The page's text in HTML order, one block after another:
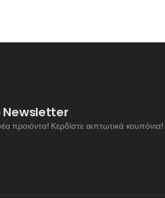
Newsletter
προιόντα! Κερδίστε εκπτωτικά κουπόνια!